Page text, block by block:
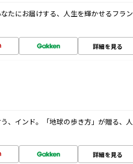
たにお届けする、人生を輝かせるフラン
詳細を見る
、インド。「地球の歩き方」が贈る、人
詳細を見る